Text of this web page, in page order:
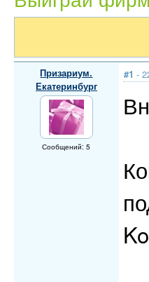
Призариум.
Екатеринбург
Сообщений: 5
#1 -